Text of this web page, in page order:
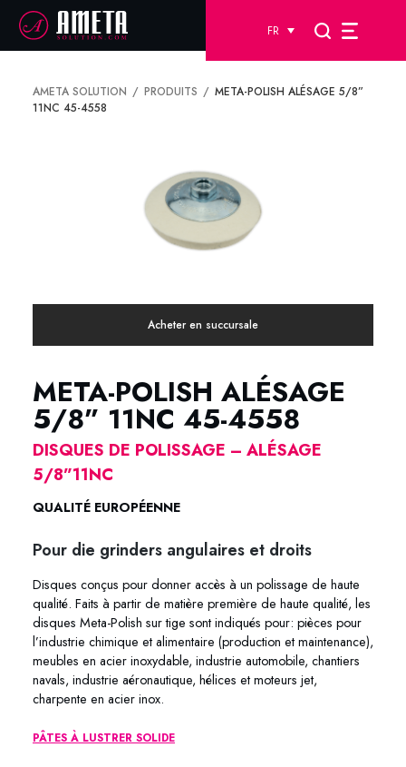
FR
AMETA SOLUTION PRODUITS
META-POLISH ALÉSAGE 5/8”
11NC 45-4558
Acheter en succursale
META-POLISH ALÉSAGE
5/8” 11NC 45-4558
DISQUES DE POLISSAGE – ALÉSAGE
5/8”11NC
QUALITÉ EUROPÉENNE
Pour die grinders angulaires et droits
Disques conçus pour donner accès à un polissage de haute
qualité. Faits à partir de matière première de haute qualité, les
disques Meta-Polish sur tige sont indiqués pour: pièces pour
l’industrie chimique et alimentaire (production et maintenance),
meubles en acier inoxydable, industrie automobile, chantiers
navals, industrie aéronautique, hélices et moteurs jet,
charpente en acier inox.
PÂTES À LUSTRER SOLIDE